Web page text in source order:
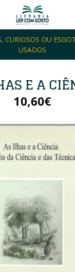
CURIOSOS OU
USADOS
E A
10,60€